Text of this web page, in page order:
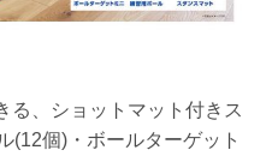
カートへ進む
パーツの選択へ進む
る、ショットマット付きス
(12個)・ボールターゲット